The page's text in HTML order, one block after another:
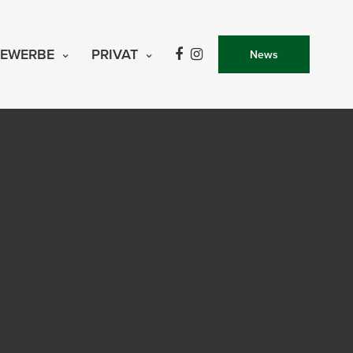
PRIVAT News